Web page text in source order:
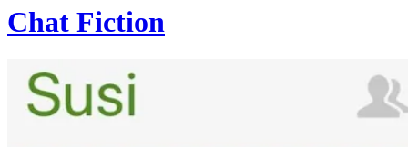
Chat Fiction